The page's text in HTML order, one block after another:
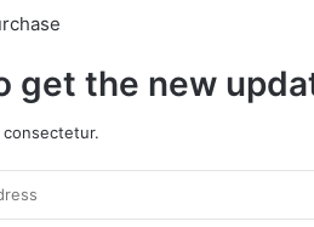
get the new